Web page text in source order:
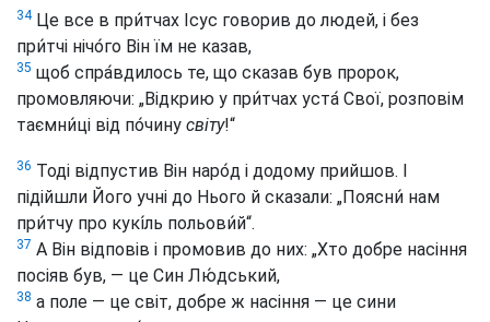
34Це все в при́тчах Ісус говорив до людей, і без
при́тчі нічо́го Він їм не казав,
35 щоб спра́вдилось те, що сказав був пророк,
промовляючи: „Відкрию у при́тчах уста́ Свої, розповім
таємни́ці від по́чину світу!“
36 Тоді відпустив Він наро́д і додому прийшов. І
підійшли Його учні до Нього й сказали: „Поясни́ нам
при́тчу про кукі́ль польови́й“.
37 А Він відповів і промовив до них: „Хто добре насіння
посіяв був, — це Син Лю́дський,
38 а поле — це світ, добре ж насіння — це сини